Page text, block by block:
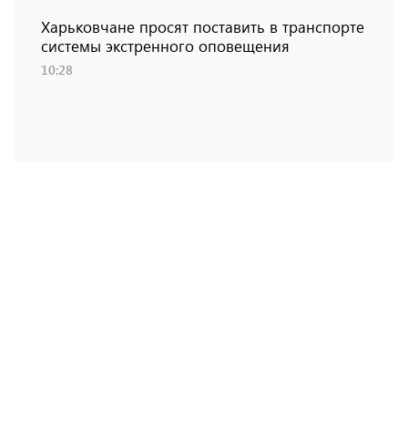
Харьковчане просят поставить в транспорте
системы экстренного оповещения
10:28